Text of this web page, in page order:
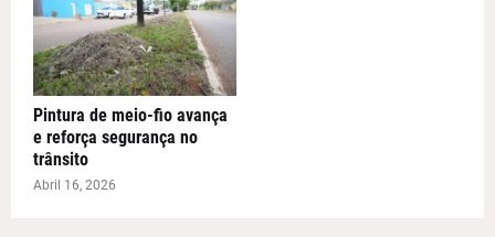
Pintura de meio-fio avança
e reforça segurança no
trânsito
Abril 16, 2026